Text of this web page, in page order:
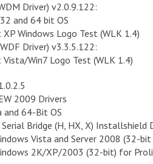
Driver) v2.0.9.122:
and 64 bit OS
Windows Logo Test (WLK 1.4)
Driver) v3.3.5.122:
Win7 Logo Test (WLK 1.4)
2009 Drivers
and 64-Bit OS
Bridge (H, HX, X) Installshield
Vista and Server 2008 (32-
2K/XP/2003 (32-bit) for